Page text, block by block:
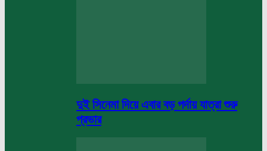
দুই সিনেমা দিয়ে এবার বড় পর্দায় যাত্রা শুরু
প্রভার